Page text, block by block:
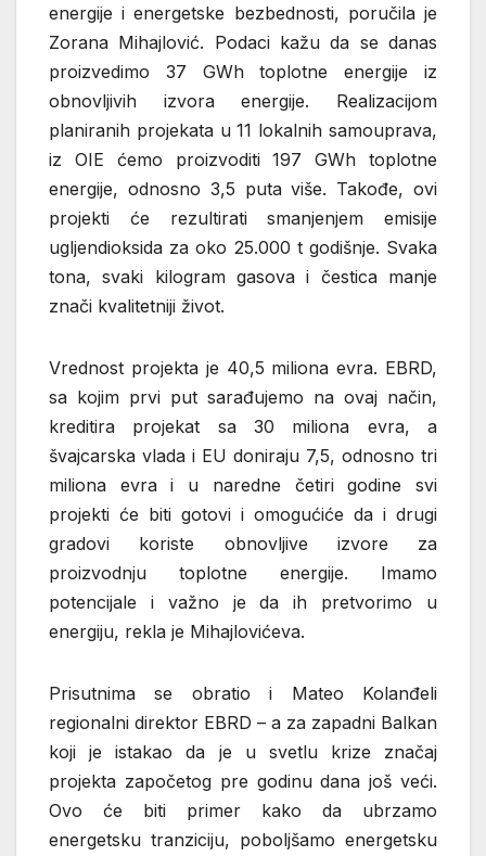
energije i energetske bezbednosti, poručila je
Zorana Mihajlović. Podaci kažu da se danas
proizvedimo 37 GWh toplotne energije iz
obnovljivih izvora energije. Realizacijom
planiranih projekata u 11 lokalnih samouprava,
iz OIE ćemo proizvoditi 197 GWh toplotne
energije, odnosno 3,5 puta više. Takođe, ovi
projekti će rezultirati smanjenjem emisije
ugljendioksida za oko 25.000 t godišnje. Svaka
tona, svaki kilogram gasova i čestica manje
znači kvalitetniji život.
Vrednost projekta je 40,5 miliona evra. EBRD,
sa kojim prvi put sarađujemo na ovaj način,
kreditira projekat sa 30 miliona evra, a
švajcarska vlada i EU doniraju 7,5, odnosno tri
miliona evra i u naredne četiri godine svi
projekti će biti gotovi i omogućiće da i drugi
gradovi koriste obnovljive izvore za
proizvodnju toplotne energije. Imamo
potencijale i važno je da ih pretvorimo u
energiju, rekla je Mihajlovićeva.
Prisutnima se obratio i Mateo Kolanđeli
regionalni direktor EBRD – a za zapadni Balkan
koji je istakao da je u svetlu krize značaj
projekta započetog pre godinu dana još veći.
Ovo će biti primer kako da ubrzamo
energetsku tranziciju, poboljšamo energetsku